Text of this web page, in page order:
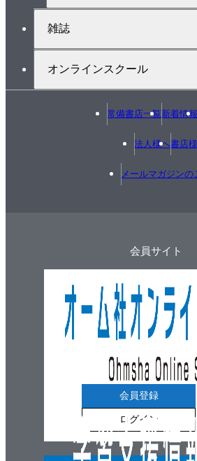
雑誌
オンラインスクール
常備書店一覧新着情報
法人様へ書店
メールマガジンの
会員サイト
会員登録
ログイン